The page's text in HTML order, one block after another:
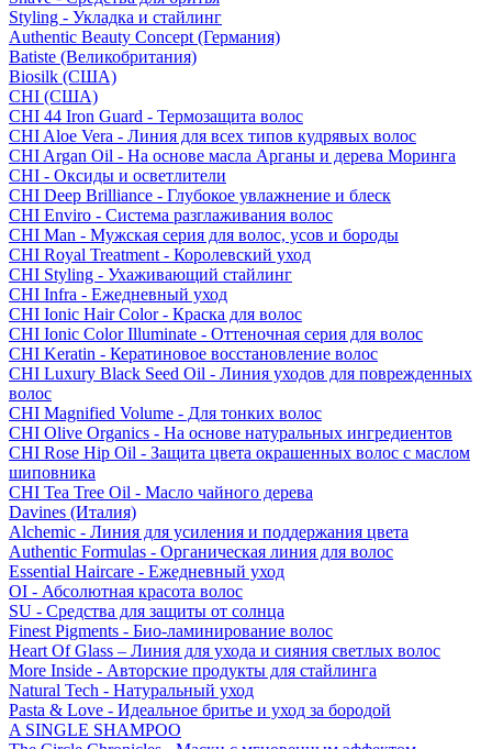
Styling - Укладка и стайлинг
Authentic Beauty Concept (Германия)
Batiste (Великобритания)
Biosilk (США)
CHI (США)
CHI 44 Iron Guard - Термозащита волос
CHI Aloe Vera - Линия для всех типов кудрявых волос
CHI Argan Oil - На основе масла Арганы и дерева Моринга
CHI - Оксиды и осветлители
CHI Deep Brilliance - Глубокое увлажнение и блеск
CHI Enviro - Система разглаживания волос
CHI Man - Мужская серия для волос, усов и бороды
CHI Royal Treatment - Королевский уход
CHI Styling - Ухаживающий стайлинг
CHI Infra - Ежедневный уход
CHI Ionic Hair Color - Краска для волос
CHI Ionic Color Illuminate - Оттеночная серия для волос
CHI Keratin - Кератиновое восстановление волос
CHI Luxury Black Seed Oil - Линия уходов для поврежденных
волос
CHI Magnified Volume - Для тонких волос
CHI Olive Organics - На основе натуральных ингредиентов
CHI Rose Hip Oil - Защита цвета окрашенных волос с маслом
шиповника
CHI Tea Tree Oil - Масло чайного дерева
Davines (Италия)
Alchemic - Линия для усиления и поддержания цвета
Authentic Formulas - Органическая линия для волос
Essential Haircare - Eжедневный уход
OI - Абсолютная красота волос
SU - Средства для защиты от солнца
Finest Pigments - Био-ламинирование волос
Heart Of Glass – Линия для ухода и сияния светлых волос
More Inside - Авторские продукты для стайлинга
Natural Tech - Натуральный уход
Pasta & Love - Идеальное бритье и уход за бородой
A SINGLE SHAMPOO